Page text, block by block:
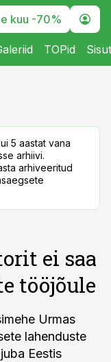
kuu -70%
TOPid
5 aastat vana
arhiivi.
arhiveeritud
ei saa
tööjõule
Urmas
lahenduste
Eestis